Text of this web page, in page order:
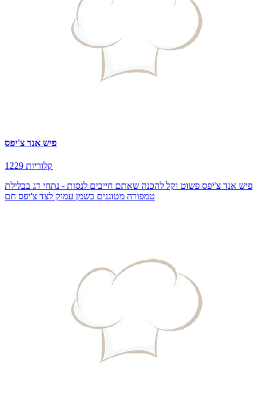
פיש אנד צ'יפס
1229 קלוריות
פיש אנד צ'יפס פשוט וקל להכנה שאתם חייבים לנסות - נתחי דג בבלילת
טמפורה מטוגנים בשמן עמוק לצד צ'יפס חם